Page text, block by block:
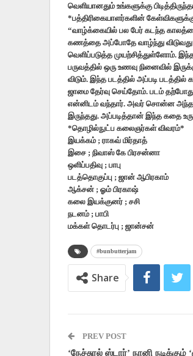
வெளியானதும் உங்களுக்கு
*பத்திரிகையாளர்களின்
“வாழ்க்கையில் பல பேர் கடந்த
கணத்தை அப்போதே வாழ்ந்து
வெளிப்படுத்த முயற்சித்துள்ளோம்.
பருவத்தில் ஒரு உணவு நினைவில்
விடும். இந்த படத்தில் அப்படி
ஜாமை தேர்வு செய்தோம். படம் தற்போது
என்னிடம் வந்தார். அவர் சொன்ன அந்த
இருந்தது. அப்படித்தான் இந்த கதை
*தொழில்நுட்ப கலைஞர்கள் விவரம்*
இயக்கம் ; ராகவ் மிர்தாத்
இசை ; நிவாஸ் கே பிரசன்னா
ஒளிப்பதிவு ; பாபு
படத்தொகுப்பு ; ஜான் ஆபிரகாம்
ஆக்சன் ; ஓம் பிரகாஷ்
கலை இயக்குனர் ; சசி
நடனம் ; பாபி
மக்கள் தொடர்பு ; ஜான்சன்
#bunbutterjam
Share
PREV POST
‘நேச்சுரல் ஸ்டார்’ நானி நடிக்கும்